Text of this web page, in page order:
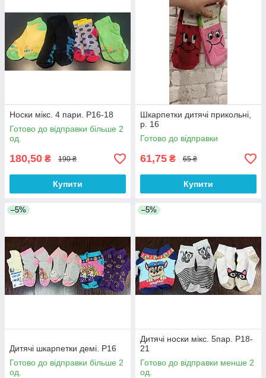
Носки мікс. 4 пари. Р16-18
Готово до відправки більше 2
од.
180,50 ₴ 190 ₴
Купити
Шкарпетки дитячі прикольні,
р. 16
Готово до відправки
61,75 ₴ 65 ₴
Купити
–5%
Дитячі шкарпетки демі. Р16
Готово до відправки більше 2
од.
–5%
Дитячі носки мікс. 5пар. Р18-
21
Готово до відправки менше 2
од.